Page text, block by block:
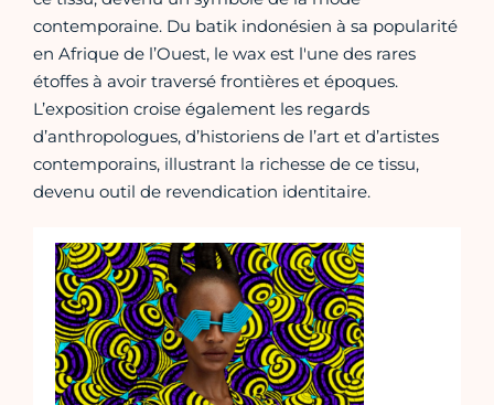
contemporaine. Du batik indonésien à sa popularité
en Afrique de l’Ouest, le wax est l'une des rares
étoffes à avoir traversé frontières et époques.
L’exposition croise également les regards
d’anthropologues, d’historiens de l’art et d’artistes
contemporains, illustrant la richesse de ce tissu,
devenu outil de revendication identitaire.